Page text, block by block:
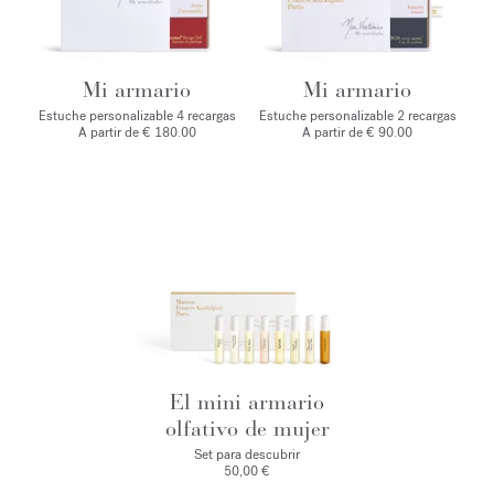
Mi armario
Estuche personalizable 4 recargas
A partir de € 180.00
Mi armario
Estuche personalizable 2 recargas
A partir de € 90.00
El mini armario
olfativo de mujer
Set para descubrir
50,00 €